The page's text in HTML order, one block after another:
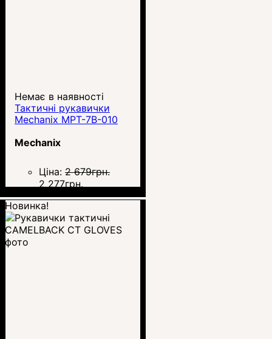
Немає в наявності
Тактичні рукавички
Mechanix MPT-7B-010
Mechanix
Ціна: 2 679грн.
2 277грн.
Новинка!